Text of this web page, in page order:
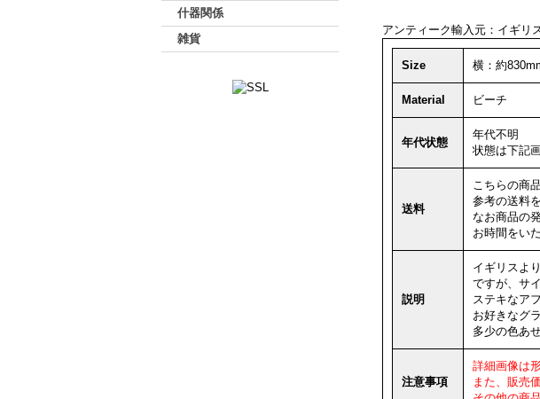
什器関係
雑貨
アンティーク輸入元：イギリ
Size 横：約
Material ビーチ
年代状態
年代不明
状態は下記
送料
こちらの商
参考の送料を
なお商品の
お時間をい
説明
イギリスよ
ですが、サ
ステキなア
お好きなグ
多少の色あ
注意事項
詳細画像は
また、販売